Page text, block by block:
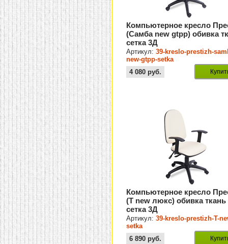
Компьютерное кресло
(Самба new gtpp) обивка
сетка 3Д
Артикул:39-kreslo-prestizh-
new-gtpp-setka
4 080 руб.
Компьютерное кресло
(T new люкс) обивка ткань
сетка 3Д
Артикул:39-kreslo-prestizh-T-
setka
6 890 руб.